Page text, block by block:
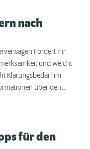
nach
Fordert Ihr
und weicht
Klärungsbedarf im
über den
für den